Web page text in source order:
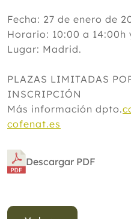
Fecha: 27 de enero de
Horario: 10:00 a 14:00h
Lugar: Madrid.
PLAZAS LIMITADAS
INSCRIPCIÓN
Más información dpto.
cofenat.es
Descargar PDF